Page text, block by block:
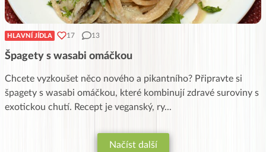
HLAVNÍ JÍDLA 17 13
Špagety s wasabi omáčkou
Chcete vyzkoušet něco nového a pikantního? Připravte si
špagety s wasabi omáčkou, které kombinují zdravé suroviny s
exotickou chutí. Recept je veganský, ry...
Načíst další